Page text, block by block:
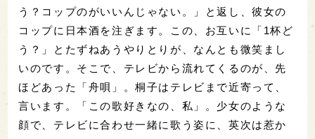
う？コップのがいいんじゃない。」と返し、彼女の
コップに日本酒を注ぎます。この、 お互いに「1杯ど
う？」とたずねあうやりとりが、なんとも微笑まし
いのです。 そこで、テレビから流れてくるのが、先
ほどあった「舟唄」。桐子はテレビまで近寄って、
言います。「この歌好きなの、私」。少女のような
顔で、テレビに合わせ一緒に歌う姿に、英次は惹か